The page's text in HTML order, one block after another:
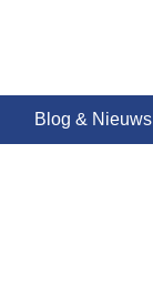
Blog & Nieuws